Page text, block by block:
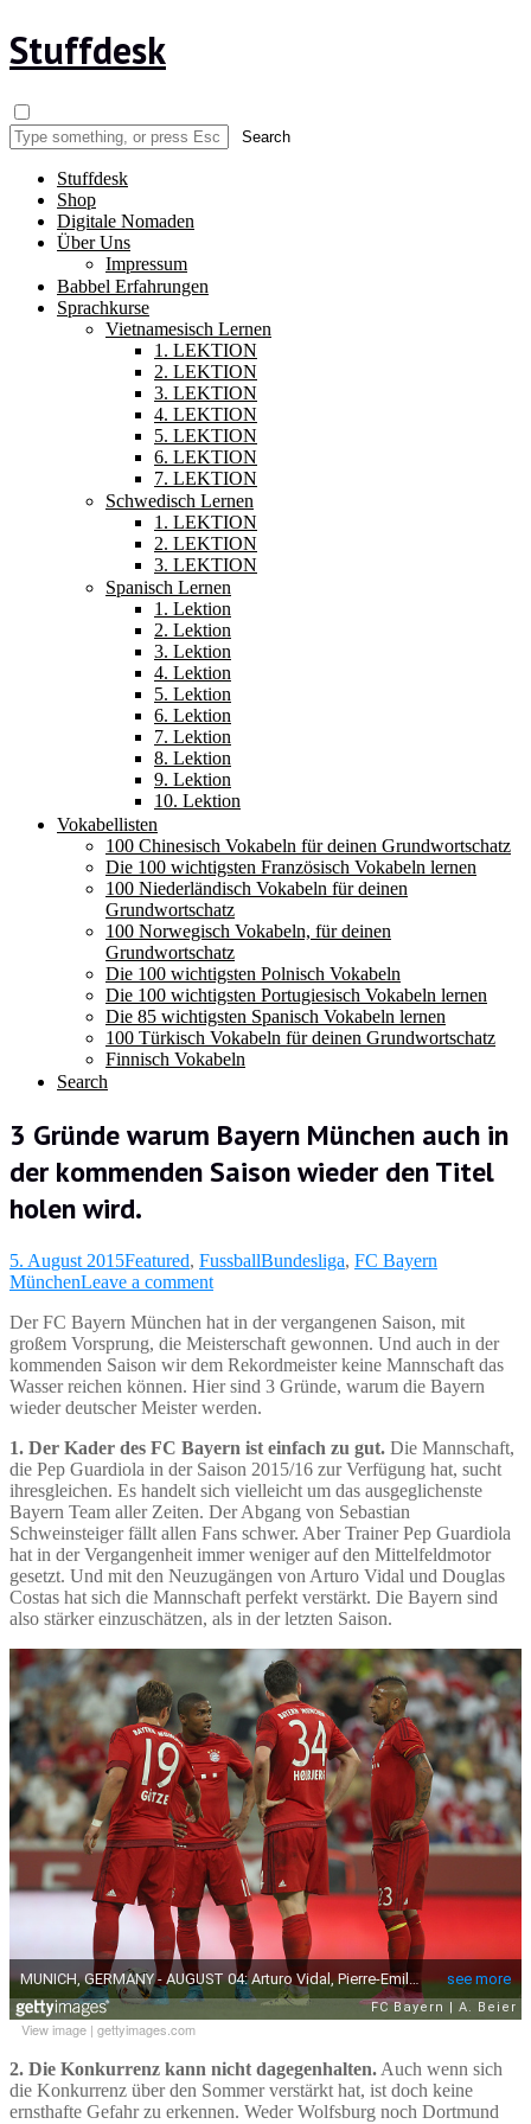
Stuffdesk
Stuffdesk
Shop
Digitale Nomaden
Über Uns
Impressum
Babbel Erfahrungen
Sprachkurse
Vietnamesisch Lernen
1. LEKTION
2. LEKTION
3. LEKTION
4. LEKTION
5. LEKTION
6. LEKTION
7. LEKTION
Schwedisch Lernen
1. LEKTION
2. LEKTION
3. LEKTION
Spanisch Lernen
1. Lektion
2. Lektion
3. Lektion
4. Lektion
5. Lektion
6. Lektion
7. Lektion
8. Lektion
9. Lektion
10. Lektion
Vokabellisten
100 Chinesisch Vokabeln für deinen Grundwortschatz
Die 100 wichtigsten Französisch Vokabeln lernen
100 Niederländisch Vokabeln für deinen
Grundwortschatz
100 Norwegisch Vokabeln, für deinen
Grundwortschatz
Die 100 wichtigsten Polnisch Vokabeln
Die 100 wichtigsten Portugiesisch Vokabeln lernen
Die 85 wichtigsten Spanisch Vokabeln lernen
100 Türkisch Vokabeln für deinen Grundwortschatz
Finnisch Vokabeln
Search
3 Gründe warum Bayern München auch in
der kommenden Saison wieder den Titel
holen wird.
5. August 2015Featured, FussballBundesliga, FC Bayern
MünchenLeave a comment
Der FC Bayern München hat in der vergangenen Saison, mit
großem Vorsprung, die Meisterschaft gewonnen. Und auch in der
kommenden Saison wir dem Rekordmeister keine Mannschaft das
Wasser reichen können. Hier sind 3 Gründe, warum die Bayern
wieder deutscher Meister werden.
1. Der Kader des FC Bayern ist einfach zu gut. Die Mannschaft,
die Pep Guardiola in der Saison 2015/16 zur Verfügung hat, sucht
ihresgleichen. Es handelt sich vielleicht um das ausgeglichenste
Bayern Team aller Zeiten. Der Abgang von Sebastian
Schweinsteiger fällt allen Fans schwer. Aber Trainer Pep Guardiola
hat in der Vergangenheit immer weniger auf den Mittelfeldmotor
gesetzt. Und mit den Neuzugängen von Arturo Vidal und Douglas
Costas hat sich die Mannschaft perfekt verstärkt. Die Bayern sind
also stärker einzuschätzen, als in der letzten Saison.
View image | gettyimages.com
2. Die Konkurrenz kann nicht dagegenhalten. Auch wenn sich
die Konkurrenz über den Sommer verstärkt hat, ist doch keine
ernsthafte Gefahr zu erkennen. Weder Wolfsburg noch Dortmund